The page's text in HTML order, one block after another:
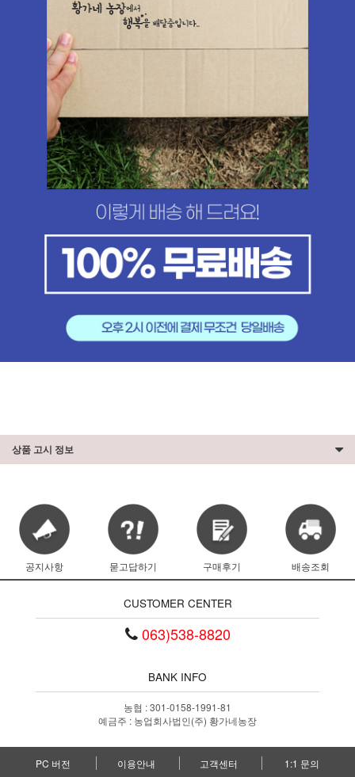
상품 고시 정보
공지사항 묻고답하기 구매후기 배송조회
CUSTOMER CENTER
063)538-8820
BANK INFO
농협 : 301-0158-1991-81
예금주 : 농업회사법인(주) 황가네농장
PC 버전 이용안내 고객센터 1:1 문의